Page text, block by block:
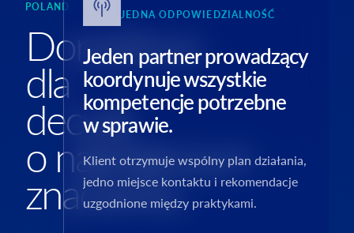
POLAND
Doradztwo
dla
decyzji
o największym
znaczeniu.
JEDNA ODPOWIEDZIALNOŚĆ
Jeden partner prowadzący
koordynuje wszystkie
kompetencje potrzebne
w sprawie.
Klient otrzymuje wspólny plan działania,
jedno miejsce kontaktu i rekomendacje
uzgodnione między praktykami.